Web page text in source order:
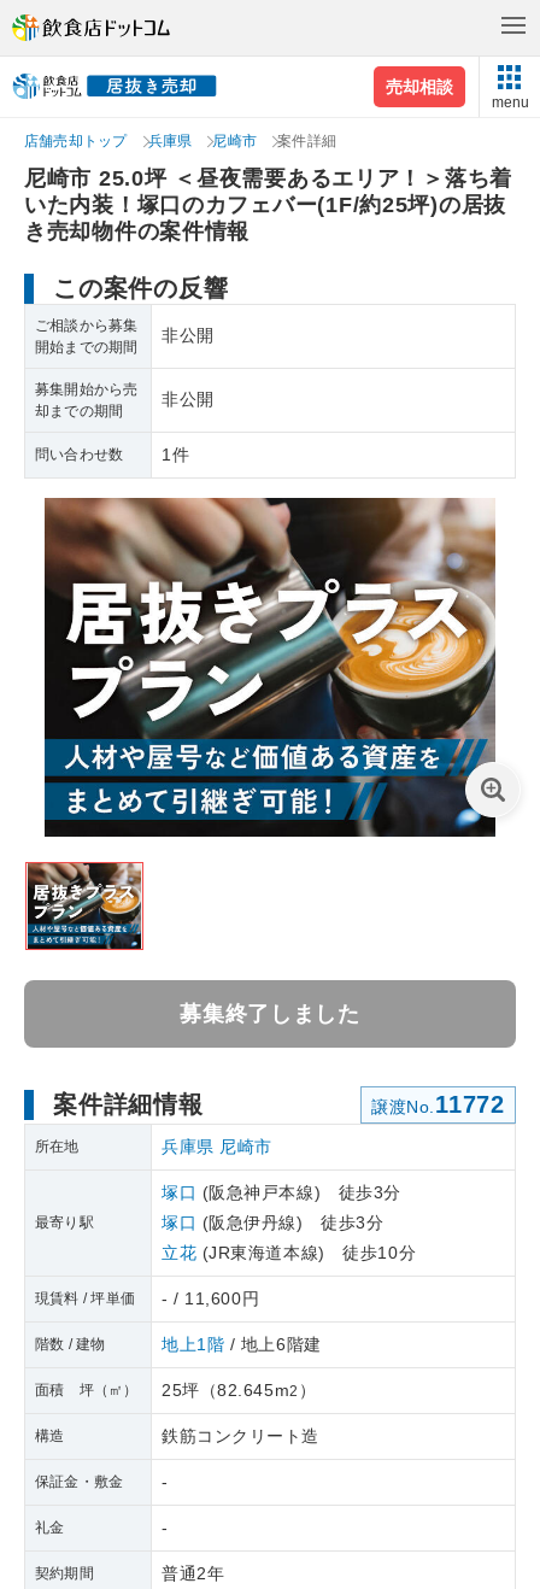
売却相談
menu
店舗売却トップ 兵庫県 尼崎市 案件詳細
尼崎市 25.0坪 ＜昼夜需要あるエリア！＞落ち着
いた内装！塚口のカフェバー(1F/約25坪)の居抜
き売却物件の案件情報
この案件の反響
ご相談から募集
開始までの期間
非公開
募集開始から売
却までの期間
非公開
問い合わせ数 1件
募集終了しました
案件詳細情報 譲渡No. 11772
所在地 兵庫県 尼崎市
最寄り駅
塚口 (阪急神戸本線) 徒歩3分
塚口 (阪急伊丹線) 徒歩3分
立花 (JR東海道本線) 徒歩10分
現賃料 / 坪単価 - / 11,600円
階数 / 建物 地上1階 / 地上6階建
面積 坪（㎡） 25坪 （82.645m2 ）
構造 鉄筋コンクリート造
保証金・敷金 -
礼金 -
契約期間 普通2年